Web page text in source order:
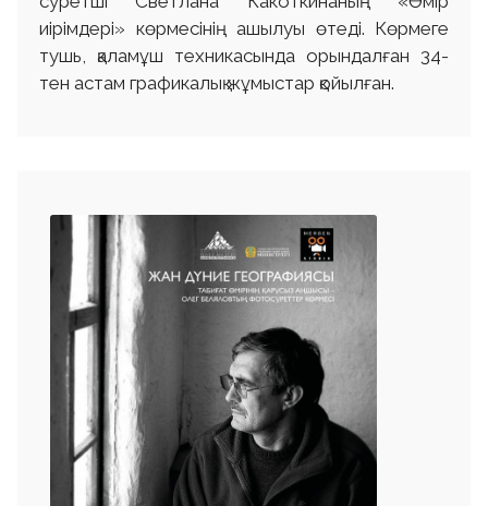
иірімдері» көрмесінің ашылуы өтеді. Көрмеге
тушь, қаламұш техникасында орындалған 34-
тен астам графикалық жұмыстар қойылған.